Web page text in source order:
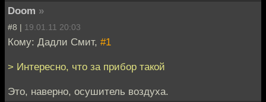
Doom »
#8 | 19.01.11 20:03
Кому: Дадли Смит, #1
> Интересно, что за прибор такой
Это, наверно, осушитель воздуха.